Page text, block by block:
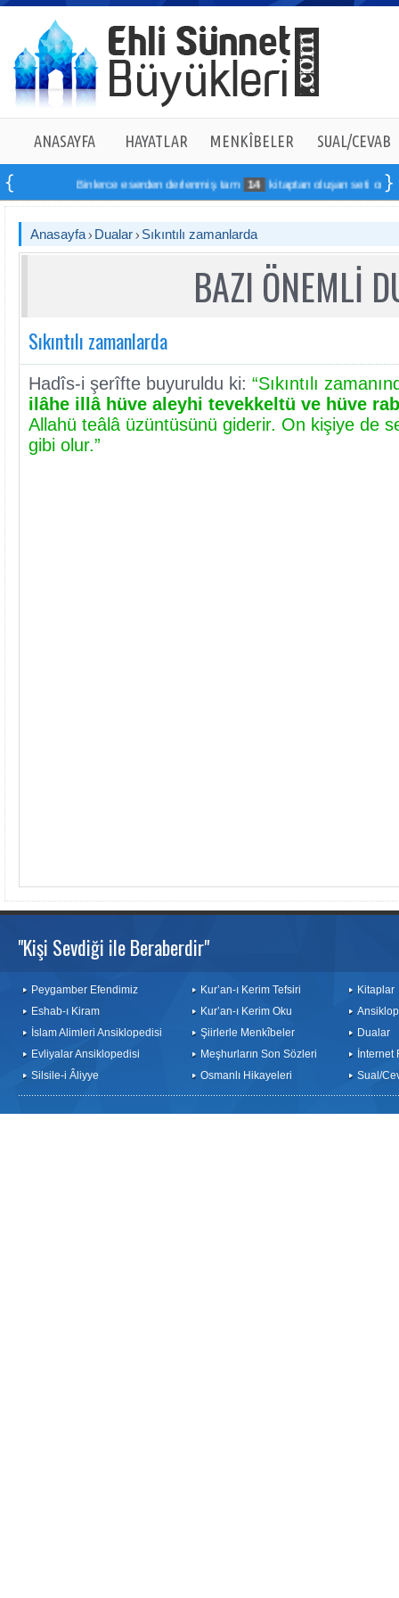
ANASAYFA HAYATLAR MENKÎBELER SUAL/CEVAB
Binlerce eserden derlenmiş tam 14 kitaptan oluşan seti online
Anasayfa Dualar Sıkıntılı zamanlarda
BAZI ÖNEMLİ
Sıkıntılı zamanlarda
Hadîs-i şerîfte buyuruldu ki: “Sıkıntılı
ilâhe illâ hüve aleyhi tevekkeltü ve hüve
Allahü teâlâ üzüntüsünü giderir. On kişiye de
gibi olur.”
"Kişi Sevdiği ile Beraberdir"
Peygamber Efendimiz
Eshab-ı Kiram
İslam Alimleri Ansiklopedisi
Evliyalar Ansiklopedisi
Silsile-i Âliyye
Kur’an-ı Kerim Tefsiri
Kur’an-ı Kerim Oku
Şiirlerle Menkîbeler
Meşhurların Son Sözleri
Osmanlı Hikayeleri
Kitaplar
Dualar
İnternet
Sual/